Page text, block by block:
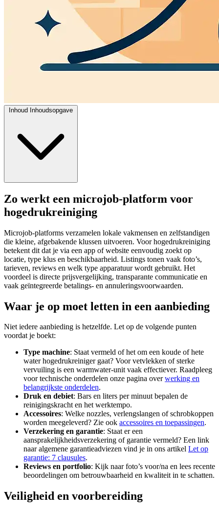
Inhoud Inhoudsopgave
Zo werkt een microjob-platform voor
hogedrukreiniging
Microjob-platforms verzamelen lokale vakmensen en zelfstandigen
die kleine, afgebakende klussen uitvoeren. Voor hogedrukreiniging
betekent dit dat je via een app of website eenvoudig zoekt op
locatie, type klus en beschikbaarheid. Listings tonen vaak foto’s,
tarieven, reviews en welk type apparatuur wordt gebruikt. Het
voordeel is directe prijsvergelijking, transparante communicatie en
vaak geïntegreerde betalings- en annuleringsvoorwaarden.
Waar je op moet letten in een aanbieding
Niet iedere aanbieding is hetzelfde. Let op de volgende punten
voordat je boekt:
Type machine: Staat vermeld of het om een koude of hete
water hogedrukreiniger gaat? Voor vetvlekken of sterke
vervuiling is een warmwater-unit vaak effectiever. Raadpleeg
voor technische onderdelen onze pagina overwerking en
belangrijkste onderdelen.
Druk en debiet: Bars en liters per minuut bepalen de
reinigingskracht en het werktempo.
Accessoires: Welke nozzles, verlengslangen of schrobkoppen
worden meegeleverd? Zie ook accessoires en toepassingen.
Verzekering en garantie: Staat er een
aansprakelijkheidsverzekering of garantie vermeld? Een link
naar algemene garantieadviezen vind je in ons artikel Let op
garantie: 7 clausules.
Reviews en portfolio: Kijk naar foto’s voor/na en lees recente
beoordelingen om betrouwbaarheid en kwaliteit in te schatten.
Veiligheid en voorbereiding